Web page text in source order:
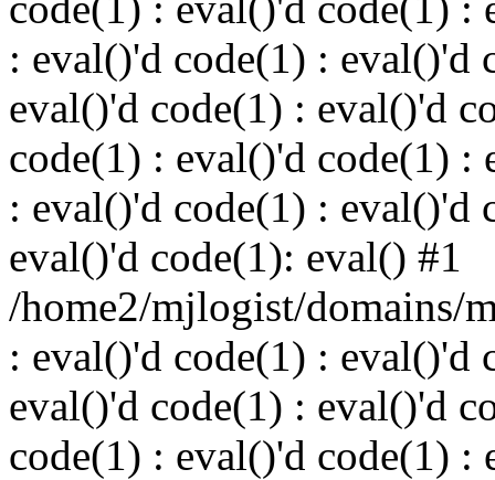
: eval()'d code(1) : eval()'d
eval()'d code(1) : eval()'d
code(1) : eval()'d code(1) :
: eval()'d code(1) : eval()'d
eval()'d code(1): eval() #1
/home2/mjlogist/domains/
: eval()'d code(1) : eval()'d
eval()'d code(1) : eval()'d
code(1) : eval()'d code(1) :